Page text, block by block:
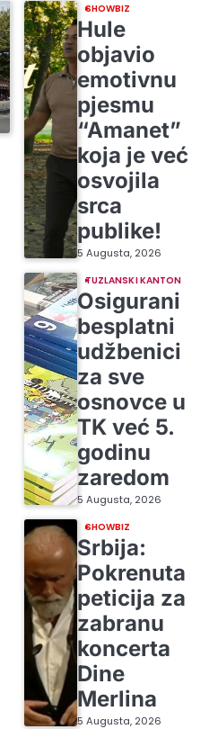
SHOWBIZ
Hule
objavio
emotivnu
pjesmu
“Amanet”
koja je već
osvojila
srca
publike!
5 Augusta, 2026
TUZLANSKI KANTON
Osigurani
besplatni
udžbenici
za sve
osnovce u
TK već 5.
godinu
zaredom
5 Augusta, 2026
SHOWBIZ
Srbija:
Pokrenuta
peticija za
zabranu
koncerta
Dine
Merlina
5 Augusta, 2026